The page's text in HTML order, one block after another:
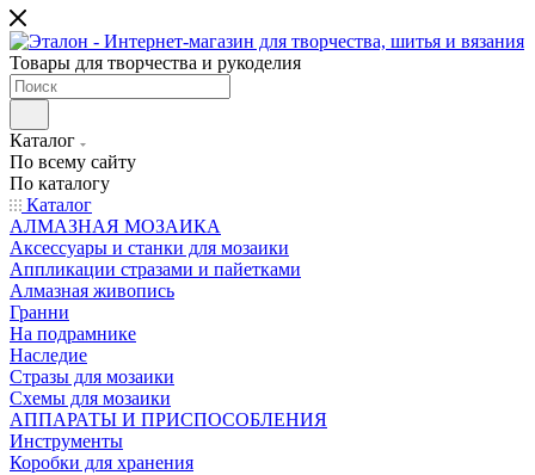
Товары для творчества и рукоделия
Каталог
По всему сайту
По каталогу
Каталог
АЛМАЗНАЯ МОЗАИКА
Аксессуары и станки для мозаики
Аппликации стразами и пайетками
Алмазная живопись
Гранни
На подрамнике
Наследие
Стразы для мозаики
Схемы для мозаики
АППАРАТЫ И ПРИСПОСОБЛЕНИЯ
Инструменты
Коробки для хранения